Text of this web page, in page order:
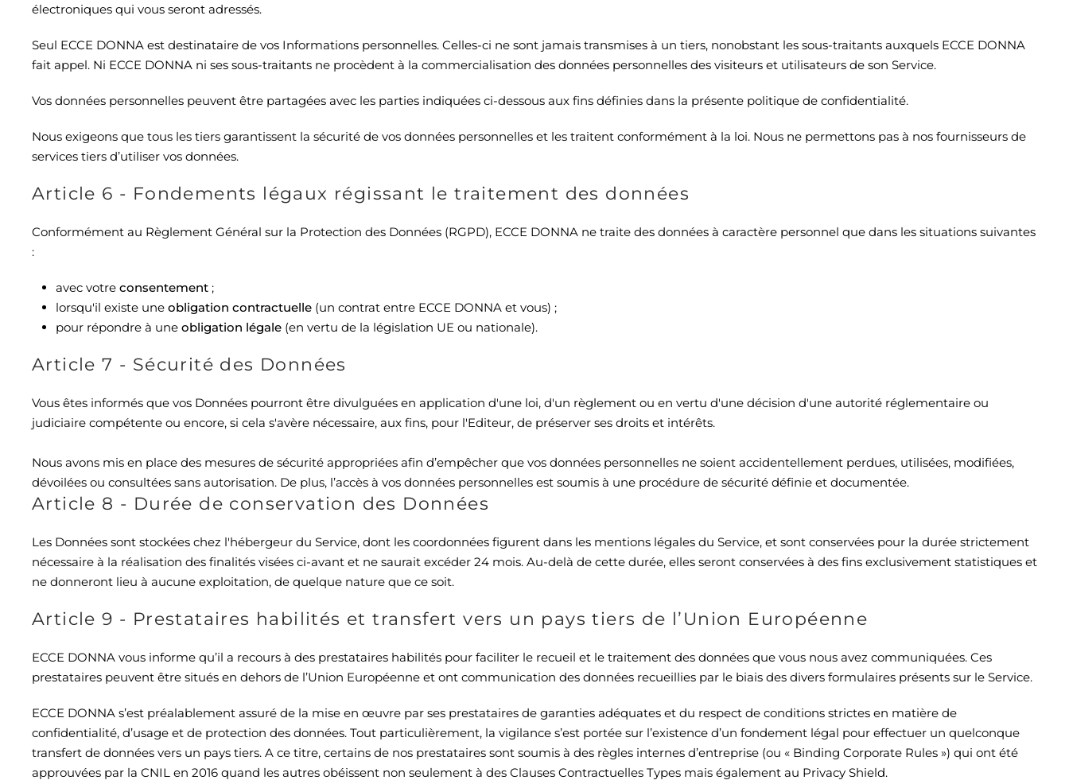
électroniques qui vous seront adressés.
Seul ECCE DONNA est destinataire de vos Informations personnelles. Celles-ci ne sont jamais transmises à un tiers, nonobstant les sous-traitants auxquels ECCE DONNA
fait appel. Ni ECCE DONNA ni ses sous-traitants ne procèdent à la commercialisation des données personnelles des visiteurs et utilisateurs de son Service.
Vos données personnelles peuvent être partagées avec les parties indiquées ci-dessous aux fins définies dans la présente politique de confidentialité.
Nous exigeons que tous les tiers garantissent la sécurité de vos données personnelles et les traitent conformément à la loi. Nous ne permettons pas à nos fournisseurs de
services tiers d’utiliser vos données.
Article 6 - Fondements légaux régissant le traitement des données
Conformément au Règlement Général sur la Protection des Données (RGPD), ECCE DONNA ne traite des données à caractère personnel que dans les situations suivantes
:
avec votre consentement ;
lorsqu'il existe une obligation contractuelle (un contrat entre ECCE DONNA et vous) ;
pour répondre à une obligation légale (en vertu de la législation UE ou nationale).
Article 7 - Sécurité des Données
Vous êtes informés que vos Données pourront être divulguées en application d'une loi, d'un règlement ou en vertu d'une décision d'une autorité réglementaire ou
judiciaire compétente ou encore, si cela s'avère nécessaire, aux fins, pour l'Editeur, de préserver ses droits et intérêts.
Nous avons mis en place des mesures de sécurité appropriées afin d’empêcher que vos données personnelles ne soient accidentellement perdues, utilisées, modifiées,
dévoilées ou consultées sans autorisation. De plus, l’accès à vos données personnelles est soumis à une procédure de sécurité définie et documentée.
Article 8 - Durée de conservation des Données
Les Données sont stockées chez l'hébergeur du Service, dont les coordonnées figurent dans les mentions légales du Service, et sont conservées pour la durée strictement
nécessaire à la réalisation des finalités visées ci-avant et ne saurait excéder 24 mois. Au-delà de cette durée, elles seront conservées à des fins exclusivement statistiques et
ne donneront lieu à aucune exploitation, de quelque nature que ce soit.
Article 9 - Prestataires habilités et transfert vers un pays tiers de l’Union Européenne
ECCE DONNA vous informe qu’il a recours à des prestataires habilités pour faciliter le recueil et le traitement des données que vous nous avez communiquées. Ces
prestataires peuvent être situés en dehors de l’Union Européenne et ont communication des données recueillies par le biais des divers formulaires présents sur le Service.
ECCE DONNA s’est préalablement assuré de la mise en œuvre par ses prestataires de garanties adéquates et du respect de conditions strictes en matière de
confidentialité, d’usage et de protection des données. Tout particulièrement, la vigilance s’est portée sur l’existence d’un fondement légal pour effectuer un quelconque
transfert de données vers un pays tiers. A ce titre, certains de nos prestataires sont soumis à des règles internes d’entreprise (ou « Binding Corporate Rules ») qui ont été
approuvées par la CNIL en 2016 quand les autres obéissent non seulement à des Clauses Contractuelles Types mais également au Privacy Shield.